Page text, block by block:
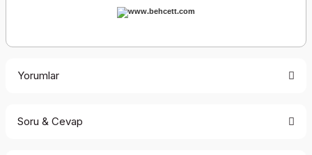
Yorumlar
Soru & Cevap